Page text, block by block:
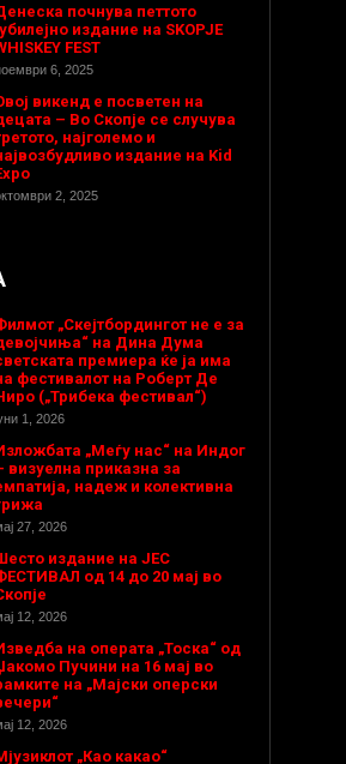
почнува петтото
издание на SKOPJE
FEST
6, 2025
викенд е посветен на
– Во Скопје се случува
најголемо и
издание на Kid
2, 2025
„Скејтбордингот не е за
на Дина Дума
премиера ќе ја има
фестивалот на Роберт Де
(„Трибека фестивал“)
1, 2026
„Меѓу нас“ на Индог
визуелна приказна за
надеж и колективна
27, 2026
издание на ЈЕС
од 14 до 20 мај во
12, 2026
на операта „Тоска“ од
Пучини на 16 мај во
на „Мајски оперски
12, 2026
„Као какао“